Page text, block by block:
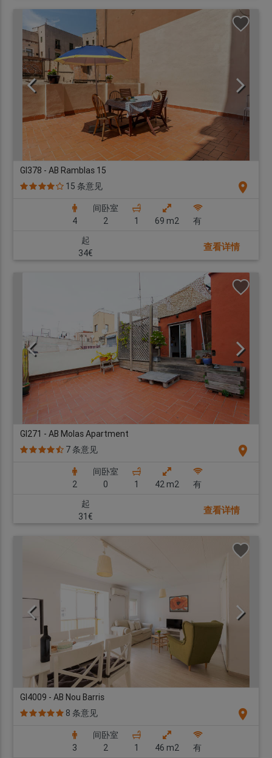
GI378 - AB Ramblas 15
15 条意见
location_on
4
间卧室
2
1 69 m2
有
起
34€
查看详情
GI271 - AB Molas Apartment
7 条意见
location_on
2
间卧室
0
1 42 m2
有
起
31€
查看详情
GI4009 - AB Nou Barris
8 条意见
location_on
3
间卧室
2
1 46 m2 有